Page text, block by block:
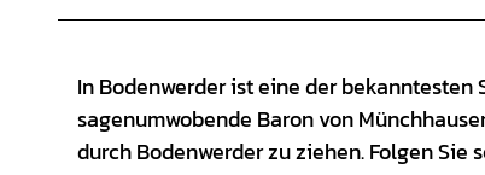
In Bodenwerder ist eine der bekanntesten
sagenumwobende Baron von
durch Bodenwerder zu ziehen. Folgen